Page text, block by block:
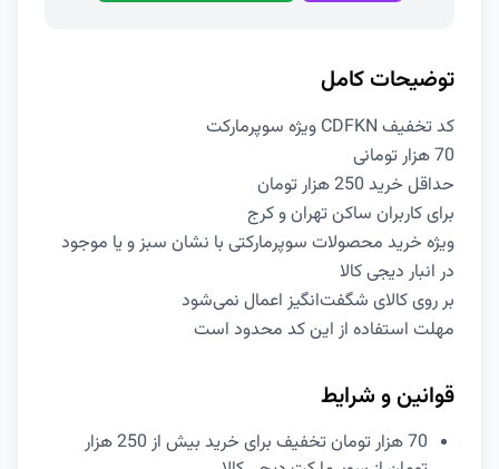
توضیحات کامل
کد تخفیف CDFKN ویژه سوپرمارکت
70 هزار تومانی
حداقل خرید 250 هزار تومان
برای کاربران ساکن تهران و کرج
ویژه خرید محصولات سوپرمارکتی با نشان سبز و یا موجود
در انبار دیجی کالا
بر روی کالای شگفت‌انگیز اعمال نمی‌شود
مهلت استفاده از این کد محدود است
قوانین و شرایط
70 هزار تومان تخفیف برای خرید بیش از 250 هزار